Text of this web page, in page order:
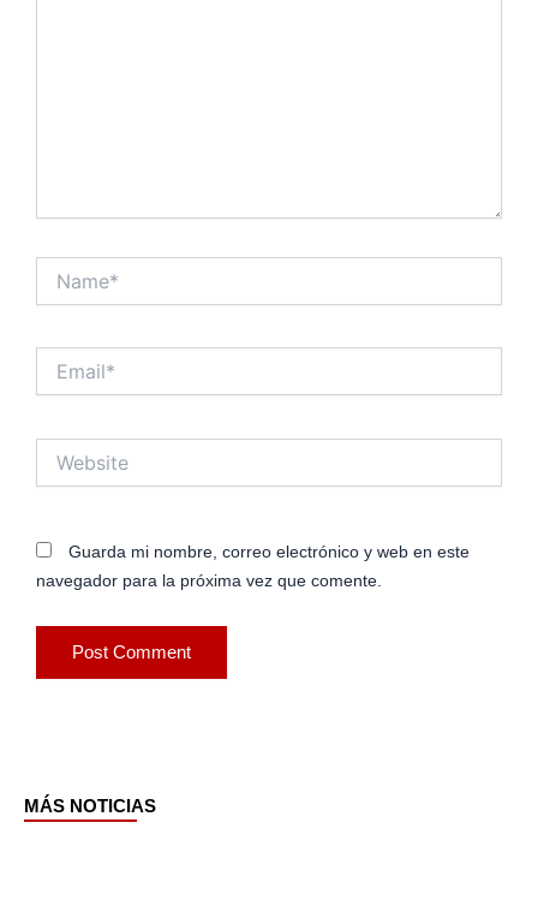
Guarda mi nombre, correo electrónico y web en este
navegador para la próxima vez que comente.
MÁS NOTICIAS